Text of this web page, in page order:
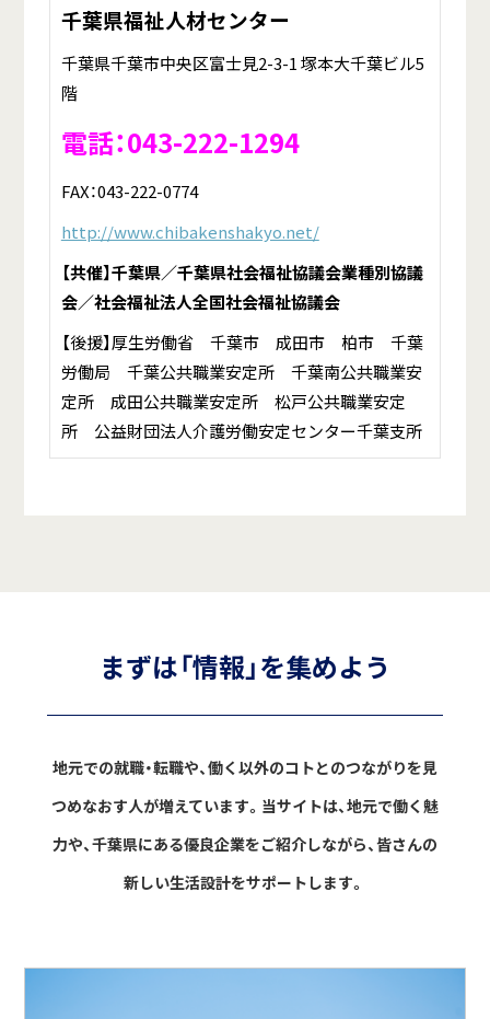
千葉県福祉人材センター
千葉県千葉市中央区富士見2-3-1 塚本大千葉ビル5
階
電話：043-222-1294
FAX：043-222-0774
http://www.chibakenshakyo.net/
【共催】千葉県／千葉県社会福祉協議会業種別協議
会／社会福祉法人全国社会福祉協議会
【後援】厚生労働省 千葉市 成田市 柏市 千葉
労働局 千葉公共職業安定所 千葉南公共職業安
定所 成田公共職業安定所 松戸公共職業安定
所 公益財団法人介護労働安定センター千葉支所
まずは「情報」を集めよう
地元での就職・転職や、働く以外のコトとのつながりを見
つめなおす人が増えています。 当サイトは、地元で働く魅
力や、千葉県にある優良企業をご紹介しながら、皆さんの
新しい生活設計をサポートします。